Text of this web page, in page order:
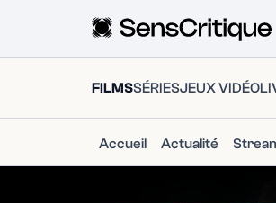
FILMSSÉRIESJEUX VIDÉO
Accueil Actualité